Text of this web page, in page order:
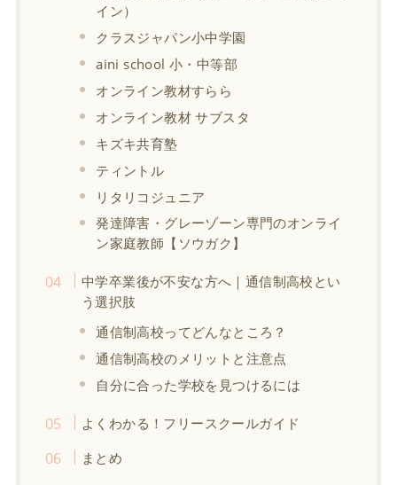
イン）
クラスジャパン小中学園
aini school 小・中等部
オンライン教材すらら
オンライン教材 サブスタ
キズキ共育塾
ティントル
リタリコジュニア
発達障害・グレーゾーン専門のオンライ
ン家庭教師【ソウガク】
中学卒業後が不安な方へ｜通信制高校とい
う選択肢
通信制高校ってどんなところ？
通信制高校のメリットと注意点
自分に合った学校を見つけるには
よくわかる！フリースクールガイド
まとめ